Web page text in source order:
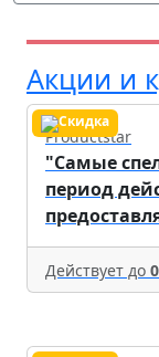
Акции и
Productstar
"Самые
период
Действует до